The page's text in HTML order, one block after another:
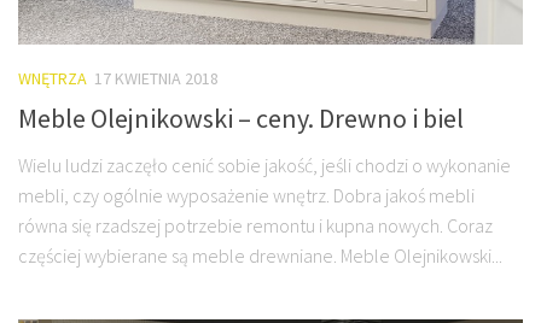
WNĘTRZA 17 KWIETNIA 2018
Meble Olejnikowski – ceny. Drewno i biel
Wielu ludzi zaczęło cenić sobie jakość, jeśli chodzi o wykonanie
mebli, czy ogólnie wyposażenie wnętrz. Dobra jakoś mebli
równa się rzadszej potrzebie remontu i kupna nowych. Coraz
częściej wybierane są meble drewniane. Meble Olejnikowski...